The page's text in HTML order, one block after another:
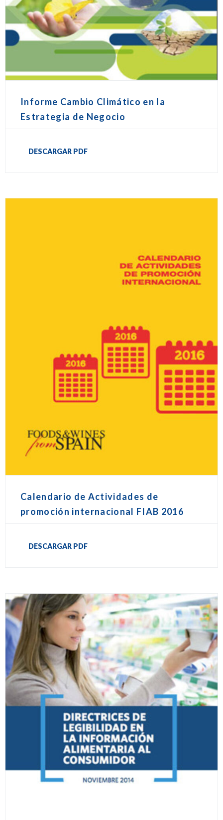
Informe Cambio Climático en la
Estrategia de Negocio
DESCARGAR PDF
Calendario de Actividades de
promoción internacional FIAB 2016
DESCARGAR PDF